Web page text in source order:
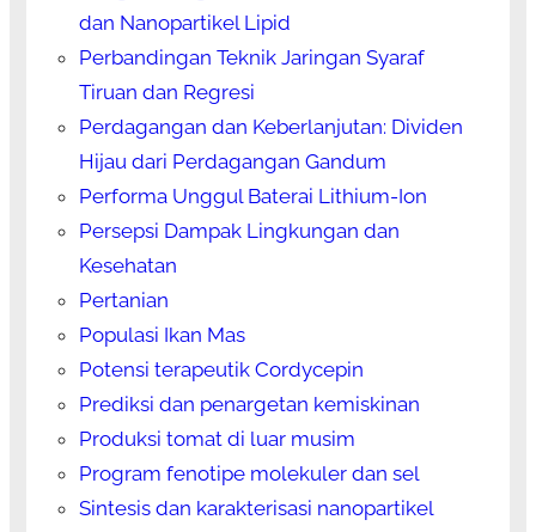
dan Nanopartikel Lipid
Perbandingan Teknik Jaringan Syaraf
Tiruan dan Regresi
Perdagangan dan Keberlanjutan: Dividen
Hijau dari Perdagangan Gandum
Performa Unggul Baterai Lithium-Ion
Persepsi Dampak Lingkungan dan
Kesehatan
Pertanian
Populasi Ikan Mas
Potensi terapeutik Cordycepin
Prediksi dan penargetan kemiskinan
Produksi tomat di luar musim
Program fenotipe molekuler dan sel
Sintesis dan karakterisasi nanopartikel